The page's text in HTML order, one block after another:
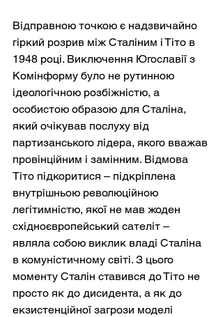
Відправною точкою є надзвичайно
гіркий розрив між Сталіним і Тіто в
1948 році. Виключення Югославії з
Комінформу було не рутинною
ідеологічною розбіжністю, а
особистою образою для Сталіна,
який очікував послуху від
партизанського лідера, якого вважав
провінційним і замінним. Відмова
Тіто підкоритися – підкріплена
внутрішньою революційною
легітимністю, якої не мав жоден
східноєвропейський сателіт –
являла собою виклик владі Сталіна
в комуністичному світі. З цього
моменту Сталін ставився до Тіто не
просто як до дисидента, а як до
екзистенційної загрози моделі